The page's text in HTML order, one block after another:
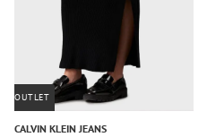
OUTLET
CALVIN KLEIN JEANS